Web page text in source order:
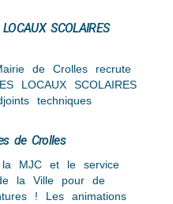
SCOLAIRES
de Crolles recrute
LOCAUX SCOLAIRES
techniques
de Crolles
la MJC et le service
la Ville pour de
! Les animations